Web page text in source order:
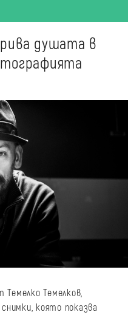
душата в
Темелков,
която показва